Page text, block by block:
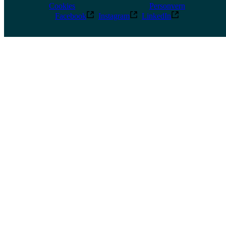
Cookies
Personvern
Facebook
Instagram LinkedIn